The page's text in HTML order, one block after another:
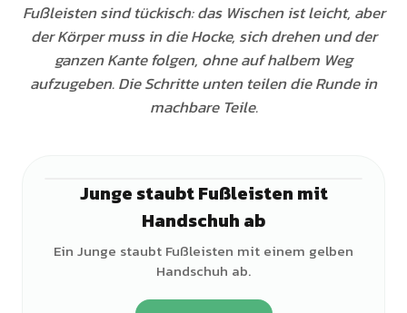
Fußleisten sind tückisch: das Wischen ist leicht, aber
der Körper muss in die Hocke, sich drehen und der
ganzen Kante folgen, ohne auf halbem Weg
aufzugeben. Die Schritte unten teilen die Runde in
machbare Teile.
Junge staubt Fußleisten mit
Handschuh ab
Ein Junge staubt Fußleisten mit einem gelben
Handschuh ab.